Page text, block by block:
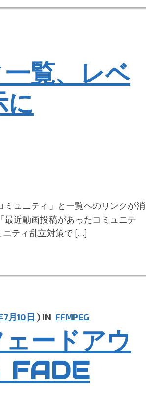
覧、レベ
に
ュニティ」と一覧へのリンクが消
最近動画投稿があったコミュニテ
ニティ乱立対策で […]
ードアウ
FADE
月10日 ) IN FFMPEG